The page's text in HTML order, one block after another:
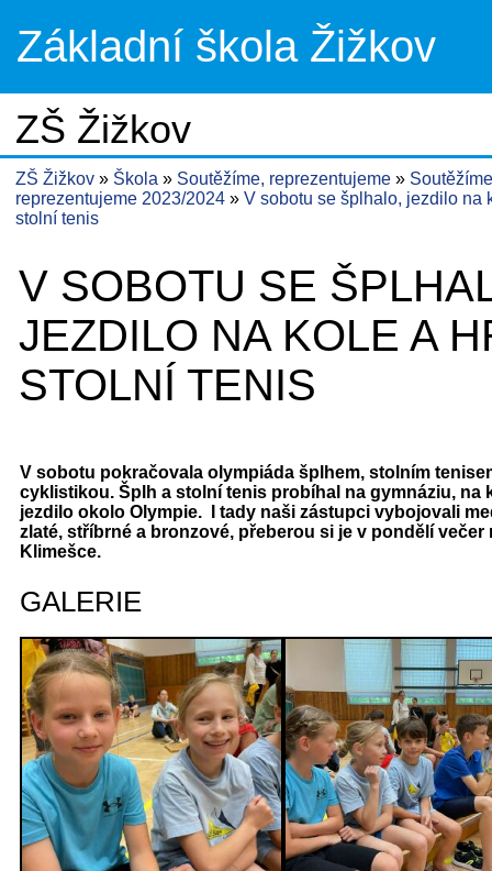
Základní škola Žižkov
ZŠ Žižkov
ZŠ Žižkov Škola Soutěžíme, reprezentujeme
reprezentujeme 2023/2024
V sobotu se šplhalo, jezdilo na
stolní tenis
V SOBOTU SE
JEZDILO NA KOLE A
STOLNÍ TENIS
V sobotu pokračovala olympiáda šplhem, stolním
cyklistikou. Šplh a stolní tenis probíhal na gymnáziu, na
jezdilo okolo Olympie. I tady naši zástupci vybojovali
zlaté, stříbrné a bronzové, přeberou si je v pondělí večer
Klimešce.
GALERIE